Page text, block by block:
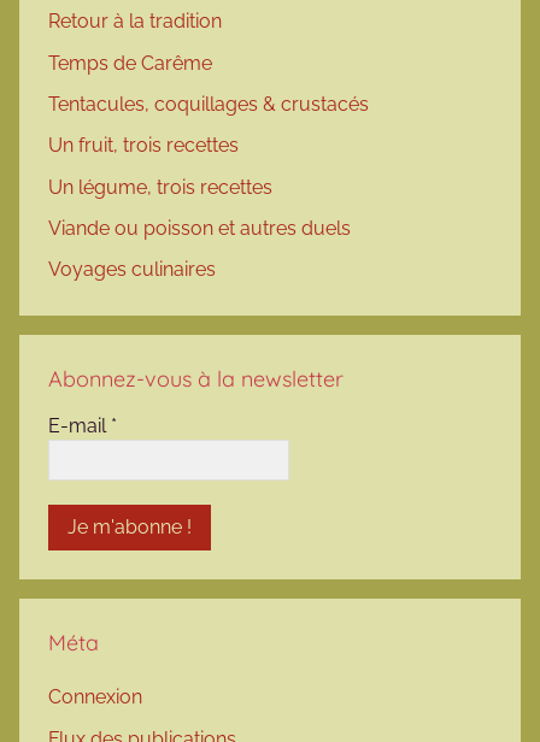
Retour à la tradition
Temps de Carême
Tentacules, coquillages & crustacés
Un fruit, trois recettes
Un légume, trois recettes
Viande ou poisson et autres duels
Voyages culinaires
Abonnez-vous à la newsletter
E-mail *
Méta
Connexion